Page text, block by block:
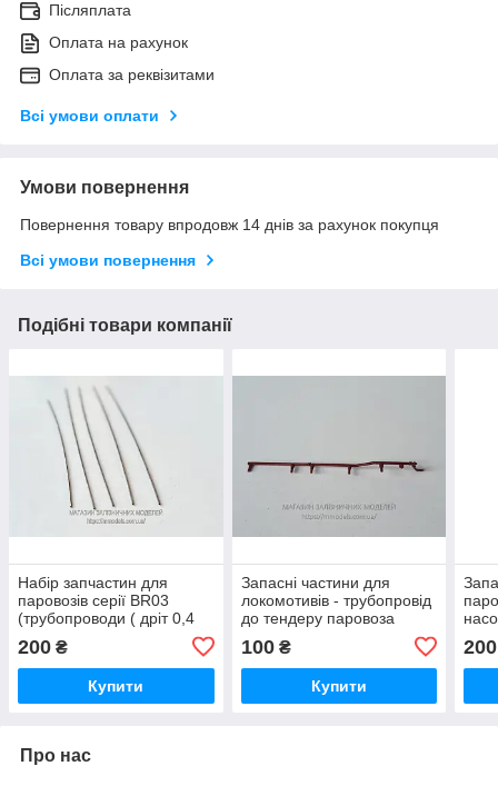
Післяплата
Оплата на рахунок
Оплата за реквізитами
Всі умови оплати
Умови повернення
Повернення товару впродовж 14 днів за рахунок покупця
Всі умови повернення
Подібні товари компанії
Набір запчастин для
паровозів серії BR03
(трубопроводи ( дріт 0,4
H0, 1:87
200 ₴
Купити
Запасні частини для
локомотивів - трубопровід
до тендеру паровоза
1/87
100₴
Купити
200
Про нас